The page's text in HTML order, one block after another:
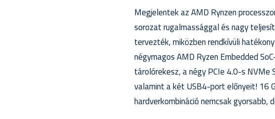
Megjelentek az AMD Rynzen
sorozat rugalmassággal és nagy
tervezték, miközben rendkívüli
négymagos AMD Ryzen Embedded
tárolórekesz, a négy PCIe 4.0-s
valamint a két USB4-port előnyeit! 16
hardverkombináció nemcsak